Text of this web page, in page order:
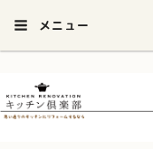
メニュー